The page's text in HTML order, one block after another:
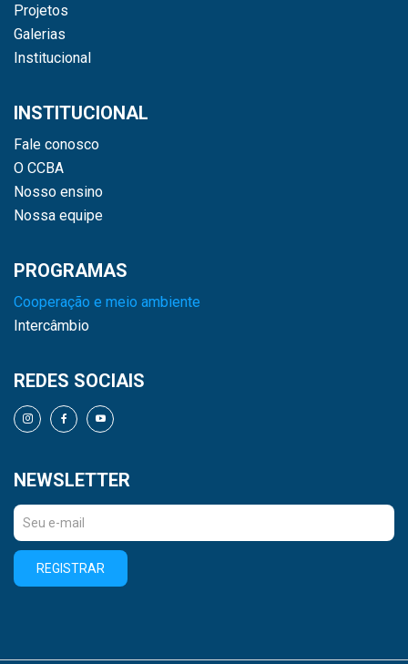
Projetos
Galerias
Institucional
INSTITUCIONAL
Fale conosco
O CCBA
Nosso ensino
Nossa equipe
PROGRAMAS
Cooperação e meio ambiente
Intercâmbio
REDES SOCIAIS
NEWSLETTER
REGISTRAR